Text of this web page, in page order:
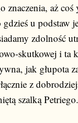
znaczenia, aż coś
u podstaw
zdolność
skutkowej i ta
jak głupota
z
szalką Petriego.